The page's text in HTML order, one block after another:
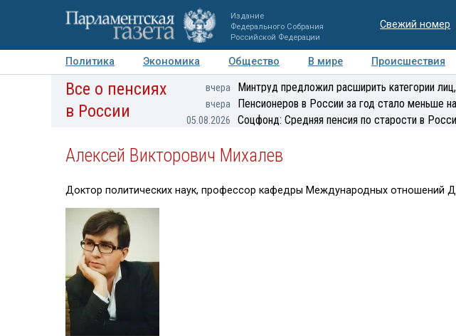
Издание
Федерального Собрания
Российской Федерации
Свежий номер
Политика Экономика Общество В мире Происшествия
Авторы Персоны Мнения Регионы Медиацентр
Все о пенсиях
в России
вчера Минтруд предложил расширить категории
вчера Пенсионеров в России за год стало меньше
05.08.2026 Соцфонд: Средняя пенсия по старости в
Алексей Викторович Михалев
Доктор политических наук, профессор кафедры Международных отношений